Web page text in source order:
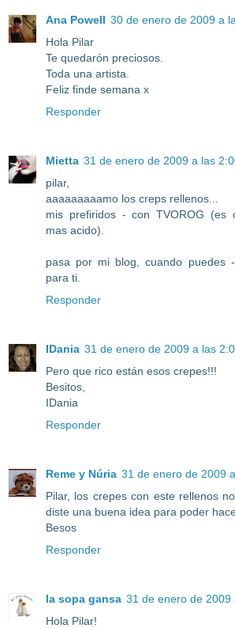
Ana Powell 30 de enero de 2009 a
Hola Pilar
Te quedarón preciosos.
Toda una artista.
Feliz finde semana x
Responder
Mietta 31 de enero de 2009 a las
pilar,
aaaaaaaaamo los creps rellenos...
mis prefiridos - con TVOROG (es
mas acido).
pasa por mi blog, cuando puedes
para ti.
Responder
IDania 31 de enero de 2009 a las
Pero que rico están esos crepes!!!
Besitos,
IDania
Responder
Reme y Núria 31 de enero de 2009
Pilar, los crepes con este rellenos
diste una buena idea para poder
Besos
Responder
la sopa gansa 31 de enero de 2009
Hola Pilar!